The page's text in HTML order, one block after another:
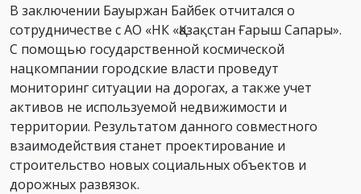
В заключении Бауыржан Байбек отчитался о
сотрудничестве с АО «НК «Қазақстан Ғарыш Сапары».
С помощью государственной космической
нацкомпании городские власти проведут
мониторинг ситуации на дорогах, а также учет
активов не используемой недвижимости и
территории. Результатом данного совместного
взаимодействия станет проектирование и
строительство новых социальных объектов и
дорожных развязок.